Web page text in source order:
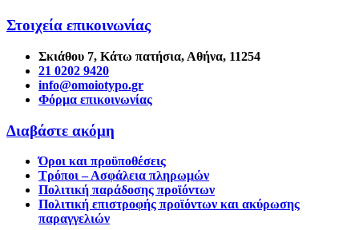
Στοιχεία επικοινωνίας
Σκιάθου 7, Κάτω πατήσια, Αθήνα, 11254
21 0202 9420
info@omoiotypo.gr
Φόρμα επικοινωνίας
Διαβάστε ακόμη
Όροι και προϋποθέσεις
Τρόποι – Ασφάλεια πληρωμών
Πολιτική παράδοσης προϊόντων
Πολιτική επιστροφής προϊόντων και ακύρωσης
παραγγελιών